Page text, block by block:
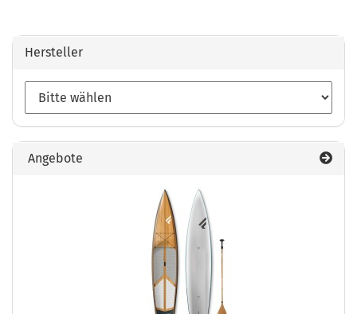
Hersteller
Angebote